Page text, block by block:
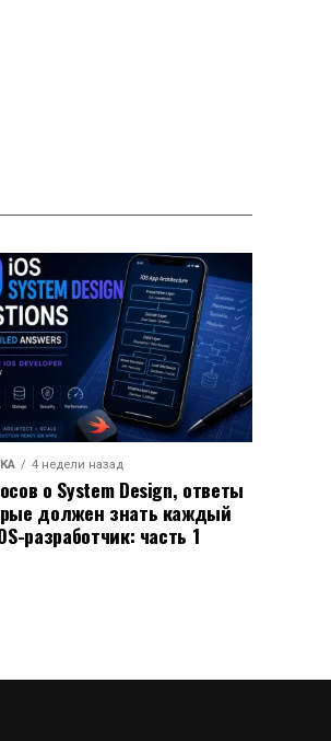
4 недели назад
о System Design, ответы
должен знать каждый
разработчик: часть 1